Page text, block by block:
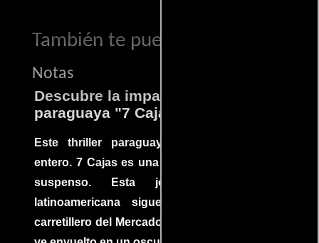
También te puede interesar...
Notas
Descubre la impactante película
paraguaya "7 Cajas"
Este thriller paraguayo cautivó al mundo
entero. 7 Cajas es una explosión de acción y
suspenso. Esta joya cinematográfica
latinoamericana sigue la historia de un
carretillero del Mercado 4 de Asunción que se